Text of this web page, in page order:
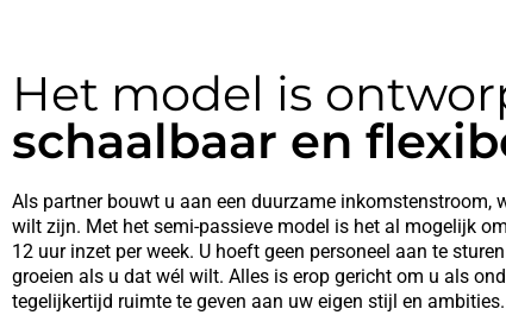
Het model is
schaalbaar en
Als partner bouwt u aan een duurzame inkomstenstroom,
wilt zijn. Met het semi-passieve model is het al mogelijk
12 uur inzet per week. U hoeft geen personeel aan te
groeien als u dat wél wilt. Alles is erop gericht om u als
tegelijkertijd ruimte te geven aan uw eigen stijl en ambities.